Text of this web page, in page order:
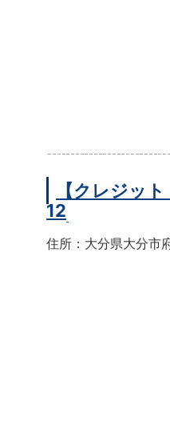
【クレジッ
12
住所：大分県大分市